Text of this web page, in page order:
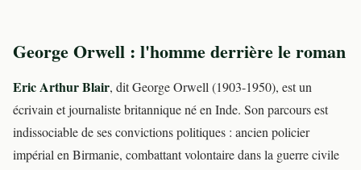
George Orwell : l'homme derrière le roman
Eric Arthur Blair, dit George Orwell (1903-1950), est un
écrivain et journaliste britannique né en Inde. Son parcours est
indissociable de ses convictions politiques : ancien policier
impérial en Birmanie, combattant volontaire dans la guerre civile